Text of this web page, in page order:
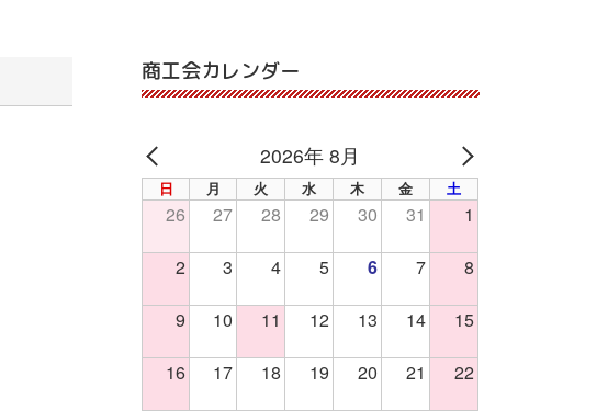
商工会カレンダー
PREV
2026年 8月
NEXT
日 月 火 水 木 金 土
26 27 28 29 30 31 1
2 3 4 5 6 7 8
9 10 11 12 13 14 15
16 17 18 19 20 21 22